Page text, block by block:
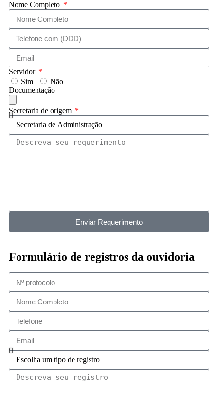
Nome Completo
Servidor
Sim
Não
Documentação
Secretaria de origem
Enviar Requerimento
Formulário de registros da ouvidoria